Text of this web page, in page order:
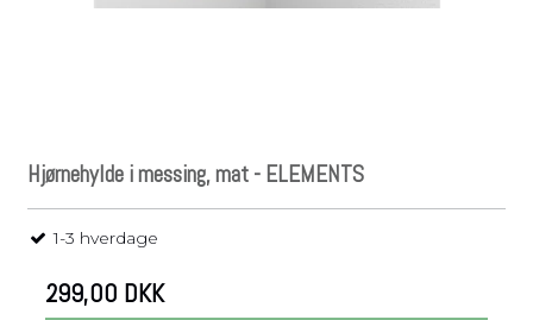
Hjørnehylde i messing, mat - ELEMENTS
1-3 hverdage
299,00 DKK